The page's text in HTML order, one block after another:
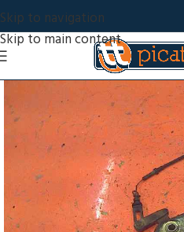
Skip to navigation
Skip to main content